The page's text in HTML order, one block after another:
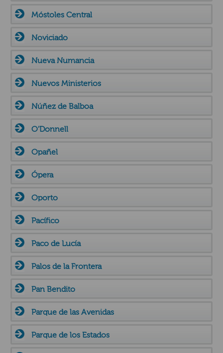
Móstoles Central
Noviciado
Nueva Numancia
Nuevos Ministerios
Núñez de Balboa
O'Donnell
Opañel
Ópera
Oporto
Pacífico
Paco de Lucía
Palos de la Frontera
Pan Bendito
Parque de las Avenidas
Parque de los Estados